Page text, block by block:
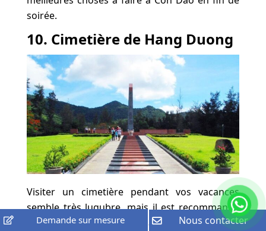
soirée.
10. Cimetière de Hang Duong
Visiter un cimetière pendant vos vacances
semble très lugubre, mais il est recommandé
de visiter le cimetière de Hang Duong. Environ
Demande sur mesure Nous contacter